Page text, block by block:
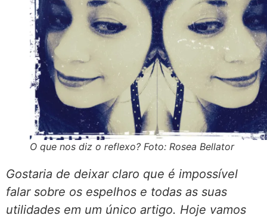
O que nos diz o reflexo? Foto: Rosea Bellator
Gostaria de deixar claro que é impossível
falar sobre os espelhos e todas as suas
utilidades em um único artigo. Hoje vamos